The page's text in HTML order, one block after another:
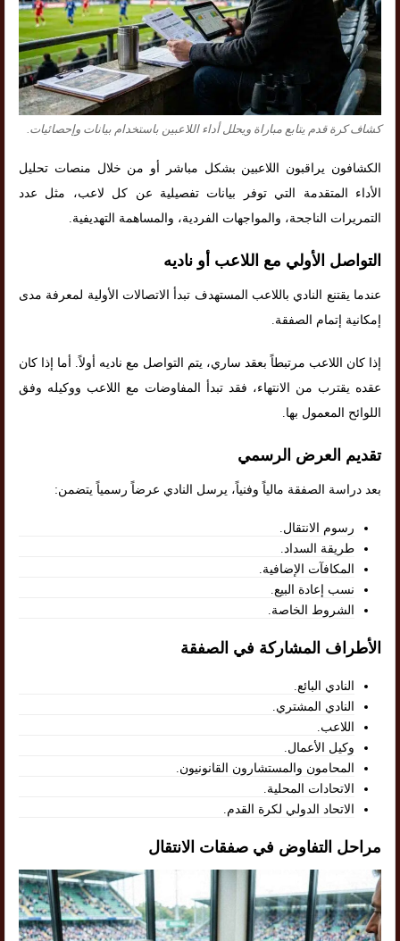
كشاف كرة قدم يتابع مباراة ويحلل أداء اللاعبين باستخدام بيانات وإحصائيات.
الكشافون يراقبون اللاعبين بشكل مباشر أو من خلال منصات تحليل
الأداء المتقدمة التي توفر بيانات تفصيلية عن كل لاعب، مثل عدد
التمريرات الناجحة، والمواجهات الفردية، والمساهمة التهديفية.
التواصل الأولي مع اللاعب أو ناديه
عندما يقتنع النادي باللاعب المستهدف تبدأ الاتصالات الأولية لمعرفة مدى
إمكانية إتمام الصفقة.
إذا كان اللاعب مرتبطاً بعقد ساري، يتم التواصل مع ناديه أولاً. أما إذا كان
عقده يقترب من الانتهاء، فقد تبدأ المفاوضات مع اللاعب ووكيله وفق
اللوائح المعمول بها.
تقديم العرض الرسمي
بعد دراسة الصفقة مالياً وفنياً، يرسل النادي عرضاً رسمياً يتضمن:
رسوم الانتقال.
طريقة السداد.
المكافآت الإضافية.
نسب إعادة البيع.
الشروط الخاصة.
الأطراف المشاركة في الصفقة
النادي البائع.
النادي المشتري.
اللاعب.
وكيل الأعمال.
المحامون والمستشارون القانونيون.
الاتحادات المحلية.
الاتحاد الدولي لكرة القدم.
مراحل التفاوض في صفقات الانتقال